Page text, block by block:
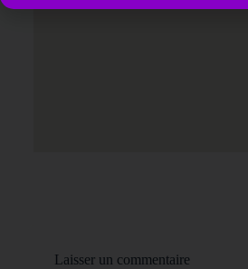
Laisser un commentaire